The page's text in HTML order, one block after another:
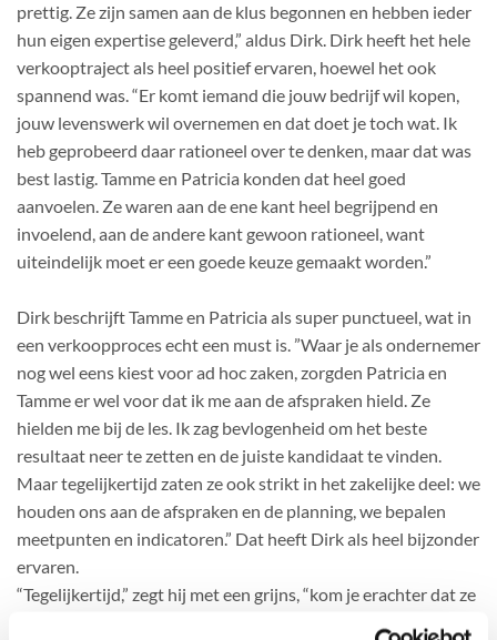
prettig. Ze zijn samen aan de klus begonnen en hebben ieder
hun eigen expertise geleverd,” aldus Dirk. Dirk heeft het hele
verkooptraject als heel positief ervaren, hoewel het ook
spannend was. “Er komt iemand die jouw bedrijf wil kopen,
jouw levenswerk wil overnemen en dat doet je toch wat. Ik
heb geprobeerd daar rationeel over te denken, maar dat was
best lastig. Tamme en Patricia konden dat heel goed
aanvoelen. Ze waren aan de ene kant heel begrijpend en
invoelend, aan de andere kant gewoon rationeel, want
uiteindelijk moet er een goede keuze gemaakt worden.”
Dirk beschrijft Tamme en Patricia als super punctueel, wat in
een verkoopproces echt een must is. ”Waar je als ondernemer
nog wel eens kiest voor ad hoc zaken, zorgden Patricia en
Tamme er wel voor dat ik me aan de afspraken hield. Ze
hielden me bij de les. Ik zag bevlogenheid om het beste
resultaat neer te zetten en de juiste kandidaat te vinden.
Maar tegelijkertijd zaten ze ook strikt in het zakelijke deel: we
houden ons aan de afspraken en de planning, we bepalen
meetpunten en indicatoren.” Dat heeft Dirk als heel bijzonder
ervaren.
“Tegelijkertijd,” zegt hij met een grijns, “kom je erachter dat ze